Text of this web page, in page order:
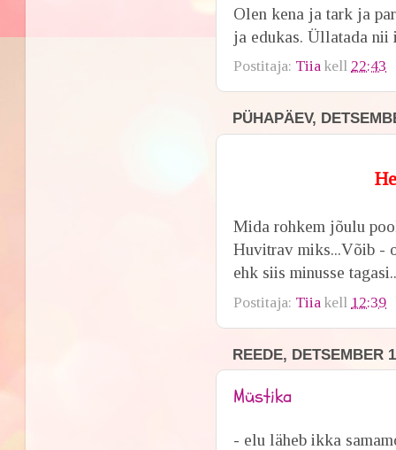
Olen kena ja tark ja
ja edukas. Üllatada nii
Postitaja: Tiia kell 22:43
PÜHAPÄEV,
Head 3
Mida rohkem jõulu
Huvitrav miks...Võib -
ehk siis minusse
Postitaja: Tiia kell 12:39
REEDE, DETSEMBER
Müstika
- elu läheb ikka